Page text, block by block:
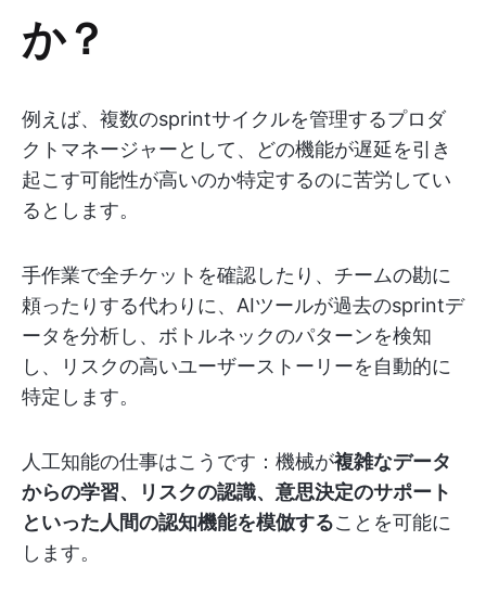
か？
例えば、複数のsprintサイクルを管理するプロダ
クトマネージャーとして、どの機能が遅延を引き
起こす可能性が高いのか特定するのに苦労してい
るとします。
手作業で全チケットを確認したり、チームの勘に
頼ったりする代わりに、AIツールが過去のsprintデ
ータを分析し、ボトルネックのパターンを検知
し、リスクの高いユーザーストーリーを自動的に
特定します。
人工知能の仕事はこうです：機械が複雑なデータ
からの学習、リスクの認識、意思決定のサポート
といった人間の認知機能を模倣することを可能に
します。